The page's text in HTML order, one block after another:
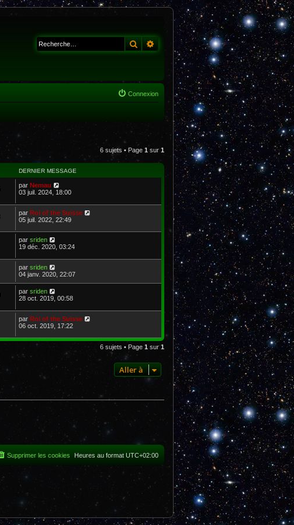
RechercherRecherche avancée
Connexion
6 sujets • Page 1 sur 1
DERNIER MESSAGE
par Nemau
03 juil. 2024, 18:00
par Roi of the Suisse
05 juil. 2022, 22:49
par sriden
19 déc. 2020, 03:24
par sriden
04 janv. 2020, 22:07
par sriden
28 oct. 2019, 00:58
par Roi of the Suisse
06 oct. 2019, 17:22
6 sujets • Page 1 sur1
Aller à
Heures au format UTC+02:00
Supprimer les cookies